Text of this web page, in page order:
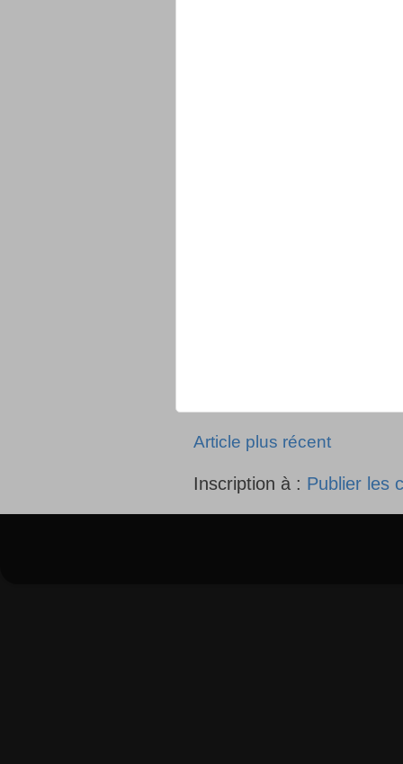
Article plus récent
Inscription à : Publier les